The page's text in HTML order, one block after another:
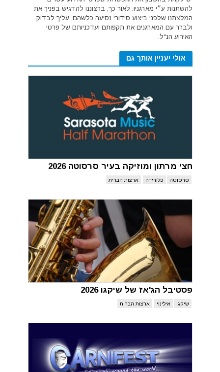
להשתנות ע״י מארגניו. לאור כך, ברצוננו להדגיש בפניך את
המלצתנו שלפני ביצוע סידורי נסיעה כלשהם, עליך לבדוק
ולברר עם המארגנים את תקפותם ועדכניותם של פרטי
האירוע הנ"ל.
אולי יעניין אותך גם
חצי מרתון ומוזיקה בעיר סרסוטה 2026
סרסוטה פלורידה ארצות הברית
פסטיבל הג'אז של שיקגו 2026
שיקגו אילינוי ארצות הברית